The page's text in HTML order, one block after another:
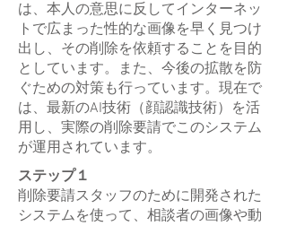
は、本人の意思に反してインターネッ
トで広まった性的な画像を早く見つけ
出し、その削除を依頼することを目的
としています。また、今後の拡散を防
ぐための対策も行っています。現在で
は、最新のAI技術（顔認識技術）を活
用し、実際の削除要請でこのシステム
が運用されています。
ステップ１
削除要請スタッフのために開発された
システムを使って、相談者の画像や動